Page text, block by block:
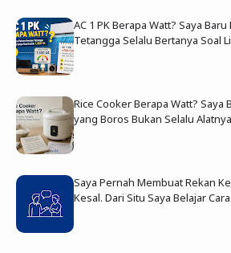
AC 1 PK Berapa Watt? Saya
Tetangga Selalu Bertanya Soal
Rice Cooker Berapa Watt? Saya
yang Boros Bukan Selalu Alatnya
Saya Pernah Membuat Rekan
Kesal. Dari Situ Saya Belajar